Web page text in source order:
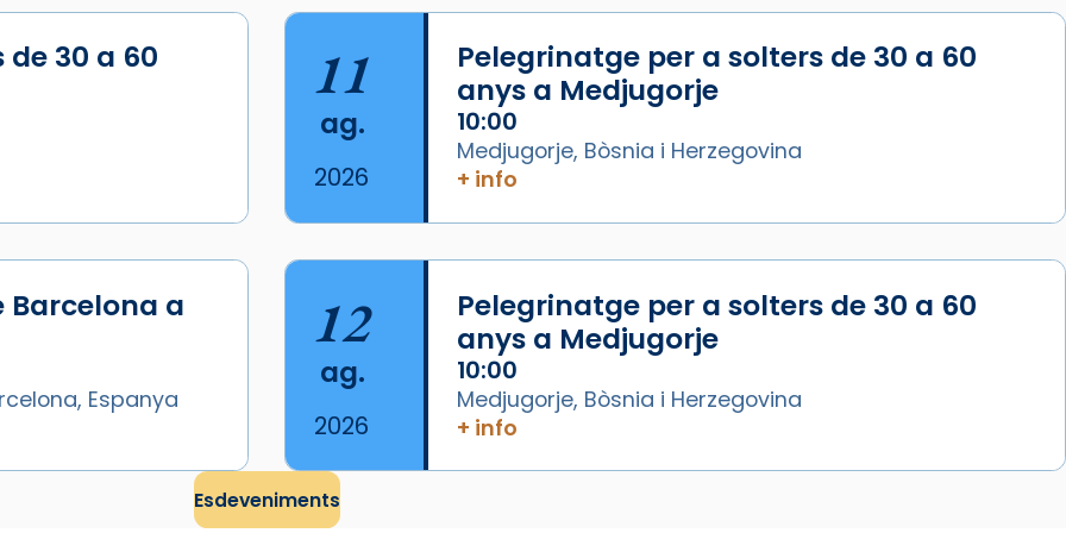
30 a 60
11
ag.
2026
Pelegrinatge per a solters de 30 a 60
anys a Medjugorje
10:00
Medjugorje, Bòsnia i Herzegovina
+ info
Barcelona a
Espanya
12
ag.
2026
Pelegrinatge per a solters de 30 a 60
anys a Medjugorje
10:00
Medjugorje, Bòsnia i Herzegovina
+ info
Esdeveniments